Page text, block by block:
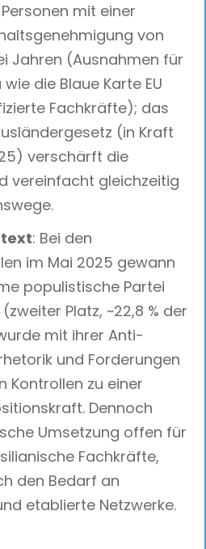
mit einer
von
Jahren (Ausnahmen für
die Blaue Karte EU
Fachkräfte); das
(in Kraft
verschärft die
vereinfacht gleichzeitig
: Bei den
im Mai 2025 gewann
populistische Partei
(zweiter Platz, ~22,8 % der
mit ihrer Anti-
und Forderungen
Kontrollen zu einer
Dennoch
Umsetzung offen für
Fachkräfte,
den Bedarf an
etablierte Netzwerke.